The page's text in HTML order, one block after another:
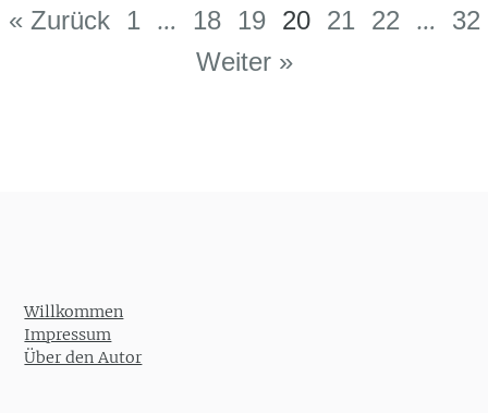
Post navigation
« Zurück 1 … 18 19 20 21 22 …
32
Weiter »
Willkommen
Impressum
Über den Autor